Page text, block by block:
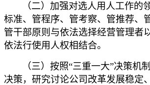
（二）加强对选人用人工作的
标准、管程序、管考察、管推荐、
管干部原则与依法选择经营管理者
依法行使用人权相结合。
（三）按照“三重一大”决策机
决策，研究讨论公司改革发展稳定